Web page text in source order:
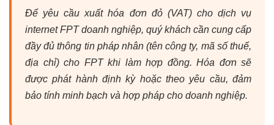
Để yêu cầu xuất hóa đơn đỏ (VAT) cho dịch vụ
internet FPT doanh nghiệp, quý khách cần cung cấp
đầy đủ thông tin pháp nhân (tên công ty, mã số thuế,
địa chỉ) cho FPT khi làm hợp đồng. Hóa đơn sẽ
được phát hành định kỳ hoặc theo yêu cầu, đảm
bảo tính minh bạch và hợp pháp cho doanh nghiệp.